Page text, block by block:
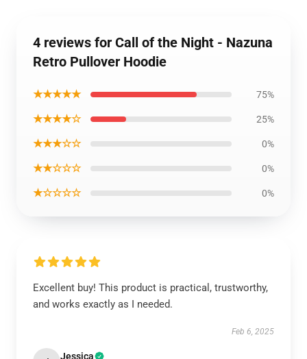
4 reviews for Call of the Night - Nazuna
Retro Pullover Hoodie
★★★★★ 75%
★★★★☆ 25%
★★★☆☆ 0%
★★☆☆☆ 0%
★☆☆☆☆ 0%
Excellent buy! This product is practical, trustworthy,
and works exactly as I needed.
Feb 6, 2025
Jessica